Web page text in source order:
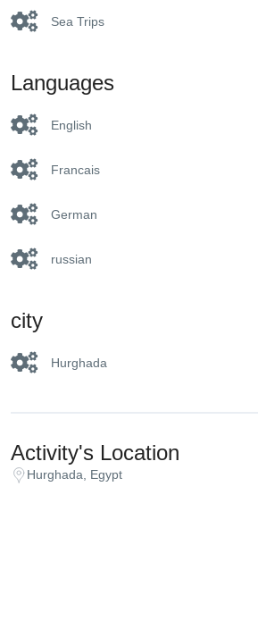
Sea Trips
Languages
English
Francais
German
russian
city
Hurghada
Activity's Location
Hurghada, Egypt